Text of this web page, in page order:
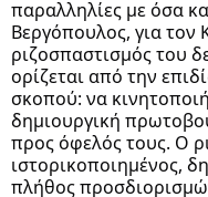
παραλληλίες με όσα
Βεργόπουλος, για
ριζοσπαστισμός του
ορίζεται από την
σκοπού: να
δημιουργική
προς όφελός τους. Ο
ιστορικοποιημένος,
πλήθος